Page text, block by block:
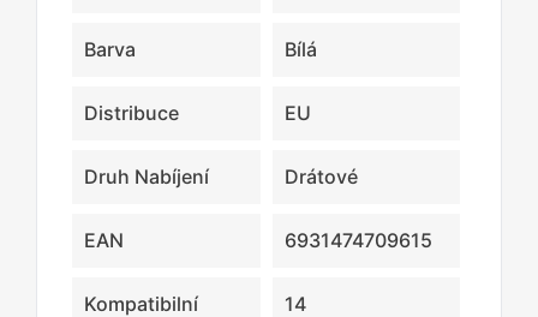
Barva Bílá
Distribuce EU
Druh Nabíjení Drátové
EAN 6931474709615
Kompatibilní
14